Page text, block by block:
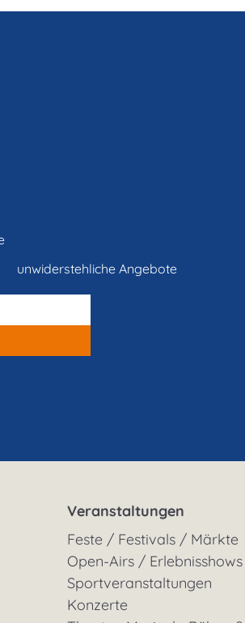
unwiderstehliche Angebote
Veranstaltungen
Feste / Festivals / Märkte
Open-Airs / Erlebnisshows
Sportveranstaltungen
Konzerte